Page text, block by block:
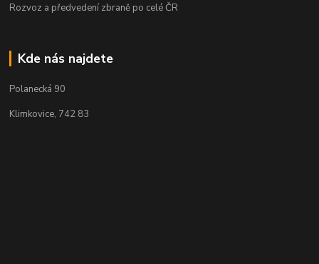
Rozvoz a předvedení zbraně po celé ČR
Kde nás najdete
Polanecká 90
Klimkovice, 742 83